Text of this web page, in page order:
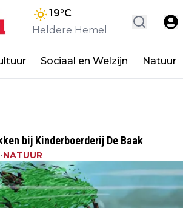
19°C
Heldere Hemel
Sociaal en Welzijn Natuur
bij Kinderboerderij De Baak
•NATUUR